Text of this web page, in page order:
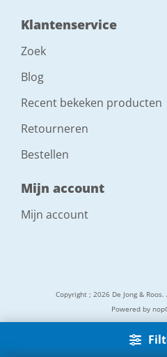
Klantenservice
Zoek
Blog
Recent bekeken producten
Retourneren
Bestellen
Mijn account
Mijn account
Copyright ; 2026 De Jong &
Powered by